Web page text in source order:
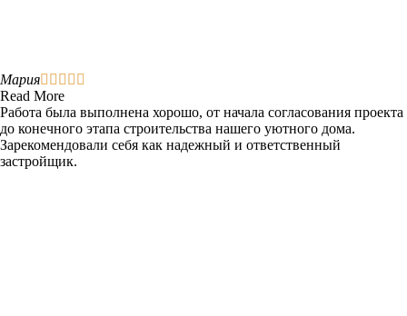
Мария    
Read More
Работа была выполнена хорошо, от начала согласования проекта
до конечного этапа строительства нашего уютного дома.
Зарекомендовали себя как надежный и ответственный
застройщик.